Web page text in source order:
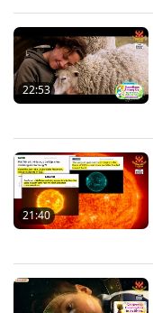
22:53
21:40